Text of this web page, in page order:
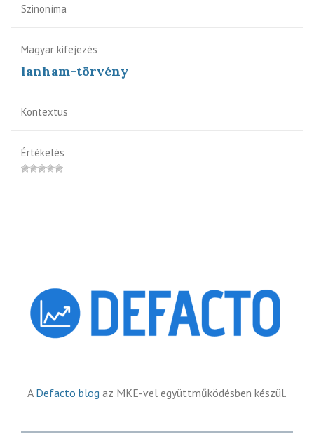
Szinoníma
Magyar kifejezés
lanham-törvény
Kontextus
Értékelés
A Defacto blog az MKE-vel együttműködésben készül.